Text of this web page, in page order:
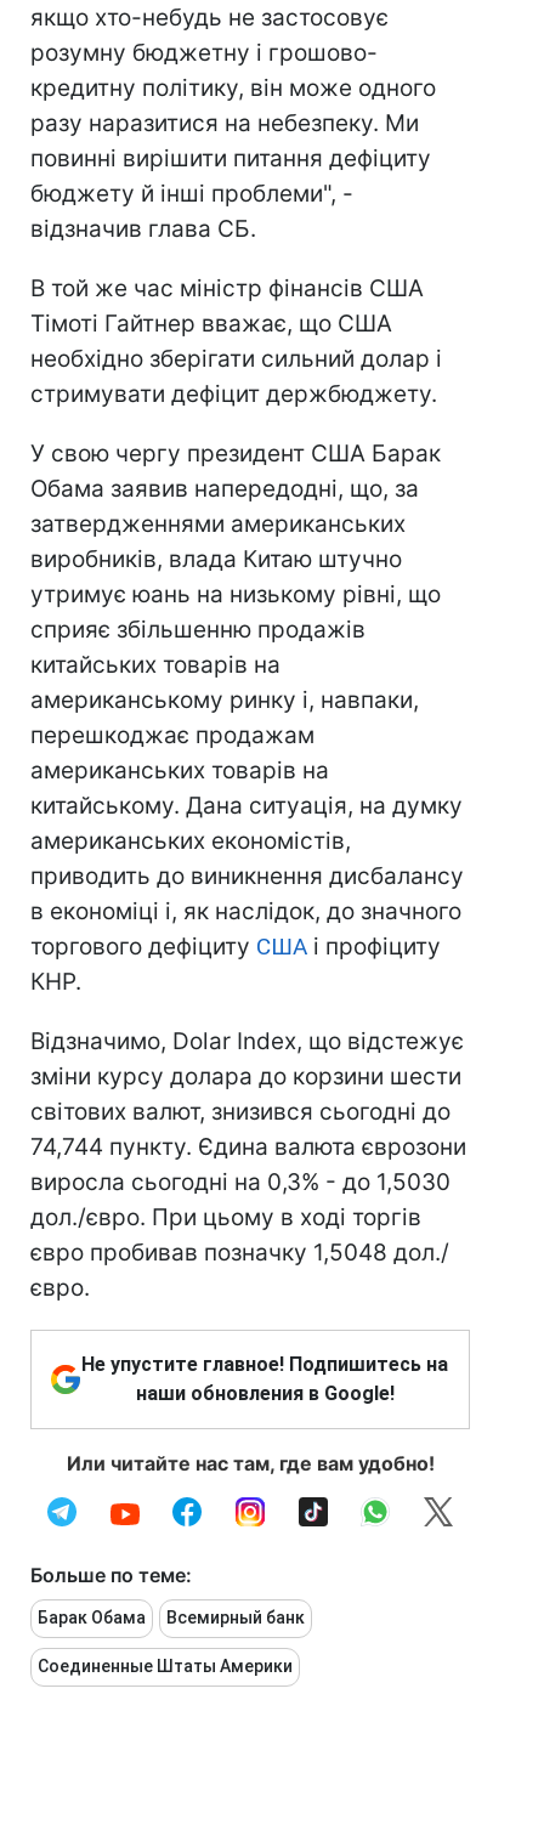
якщо хто-небудь не застосовує
розумну бюджетну і грошово-
кредитну політику, він може одного
разу наразитися на небезпеку. Ми
повинні вирішити питання дефіциту
бюджету й інші проблеми", -
відзначив глава СБ.
В той же час міністр фінансів США
Тімоті Гайтнер вважає, що США
необхідно зберігати сильний долар і
стримувати дефіцит держбюджету.
У свою чергу президент США Барак
Обама заявив напередодні, що, за
затвердженнями американських
виробників, влада Китаю штучно
утримує юань на низькому рівні, що
сприяє збільшенню продажів
китайських товарів на
американському ринку і, навпаки,
перешкоджає продажам
американських товарів на
китайському. Дана ситуація, на думку
американських економістів,
приводить до виникнення дисбалансу
в економіці і, як наслідок, до значного
торгового дефіциту США і профіциту
КНР.
Відзначимо, Dolar Index, що відстежує
зміни курсу долара до корзини шести
світових валют, знизився сьогодні до
74,744 пункту. Єдина валюта єврозони
виросла сьогодні на 0,3% - до 1,5030
дол./євро. При цьому в ході торгів
євро пробивав позначку 1,5048 дол./
євро.
Не упустите главное! Подпишитесь на
наши обновления в Google!
Или читайте нас там, где вам удобно!
Больше по теме:
Барак Обама Всемирный банк
Соединенные Штаты Америки